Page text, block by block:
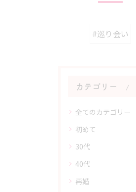
#巡り会い
カテゴリー
全てのカテゴリー
初めて
30代
40代
再婚